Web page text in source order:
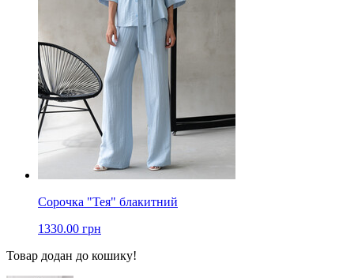
Сорочка "Тея" блакитний
1330.00 грн
Товар додан до кошику!